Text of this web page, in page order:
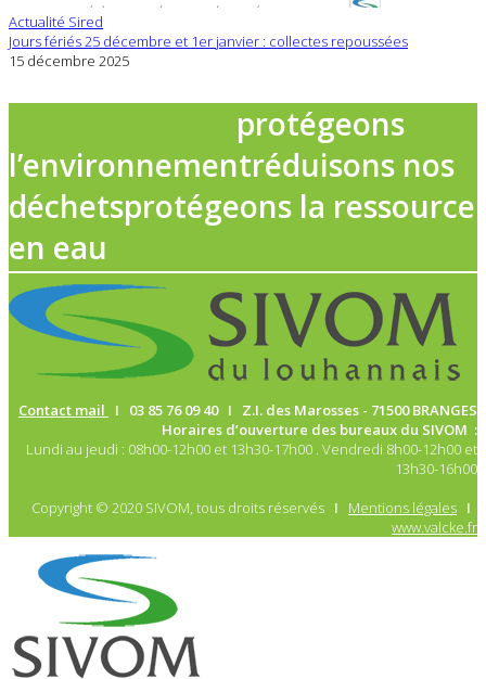
Actualité Sired
Jours fériés 25 décembre et 1er janvier : collectes repoussées
15 décembre 2025
protégeons
l’environnementréduisons nos
déchetsprotégeons la ressource
en eau
Contact mail I 03 85 76 09 40 I Z.I. des Marosses - 71500 BRANGES
Horaires d’ouverture des bureaux du SIVOM :
Lundi au jeudi : 08h00-12h00 et 13h30-17h00 . Vendredi 8h00-12h00 et
13h30-16h00
Copyright © 2020 SIVOM, tous droits réservés I Mentions légales I
www.valcke.fr